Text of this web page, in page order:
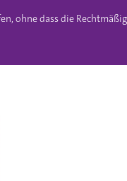
ohne dass die